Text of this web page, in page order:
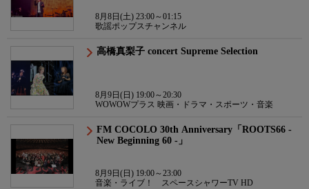
8月8日(土) 23:00～01:15
歌謡ポップスチャンネル
高橋真梨子 concert Supreme Selection
8月9日(日) 19:00～20:30
WOWOWプラス 映画・ドラマ・スポーツ・音楽
FM COCOLO 30th Anniversary「ROOTS66 -
New Beginning 60 -」
8月9日(日) 19:00～23:00
音楽・ライブ！ スペースシャワーTV HD